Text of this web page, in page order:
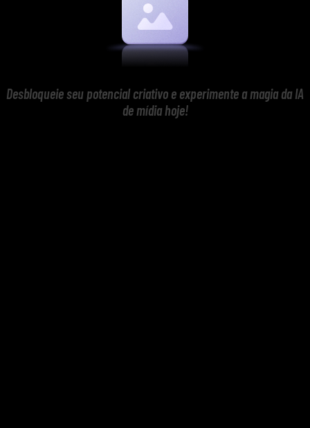
Desbloqueie seu potencial criativo e experimente a magia da IA
de mídia hoje!